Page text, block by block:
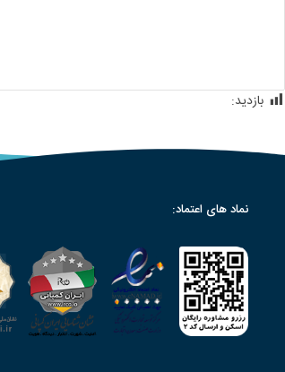
بازدید:
نماد های اعتماد: